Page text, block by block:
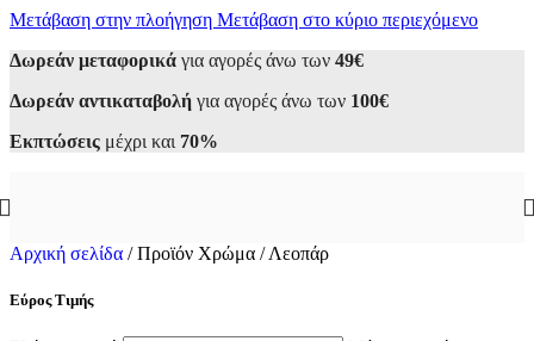
Μετάβαση στην πλοήγηση Μετάβαση στο κύριο περιεχόμενο
Δωρεάν μεταφορικά για αγορές άνω των 49€
Δωρεάν αντικαταβολή για αγορές άνω των 100€
Εκπτώσεις μέχρι και 70%
Αρχική σελίδα / Προϊόν Χρώμα / Λεοπάρ
Εύρος Τιμής